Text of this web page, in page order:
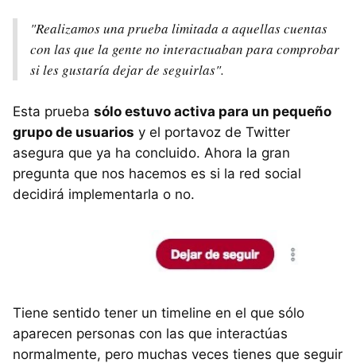
"Realizamos una prueba limitada a aquellas cuentas
con las que la gente no interactuaban para comprobar
si les gustaría dejar de seguirlas".
Esta prueba sólo estuvo activa para un pequeño
grupo de usuarios y el portavoz de Twitter
asegura que ya ha concluido. Ahora la gran
pregunta que nos hacemos es si la red social
decidirá implementarla o no.
Tiene sentido tener un timeline en el que sólo
aparecen personas con las que interactúas
normalmente, pero muchas veces tienes que seguir